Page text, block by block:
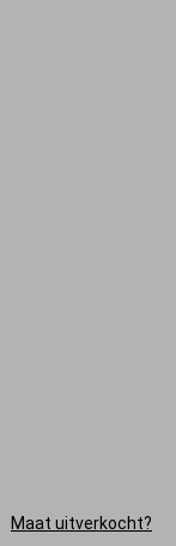
Maat uitverkocht?